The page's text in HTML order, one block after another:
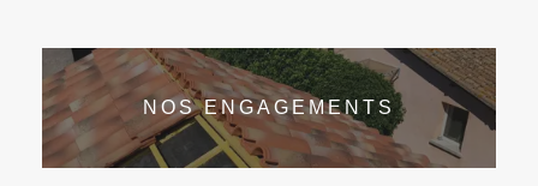
NOS ENGAGEMENTS